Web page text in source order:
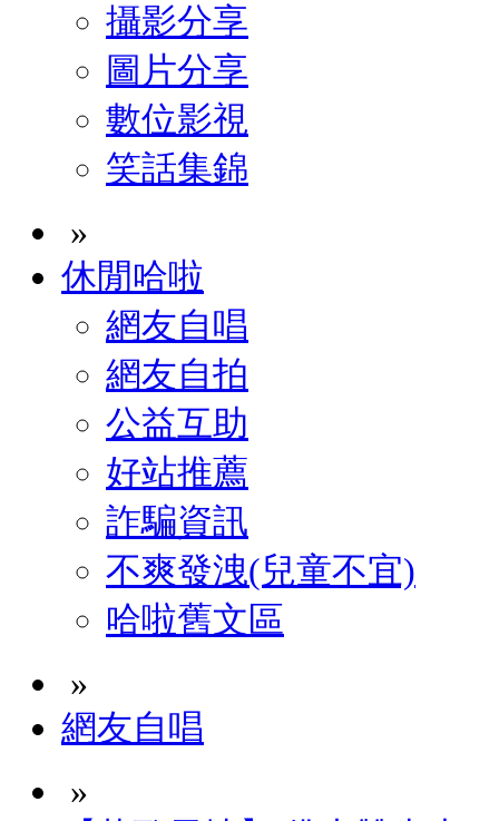
攝影分享
圖片分享
數位影視
笑話集錦
»
休閒哈啦
網友自唱
網友自拍
公益互助
好站推薦
詐騙資訊
不爽發洩(兒童不宜)
哈啦舊文區
»
網友自唱
»